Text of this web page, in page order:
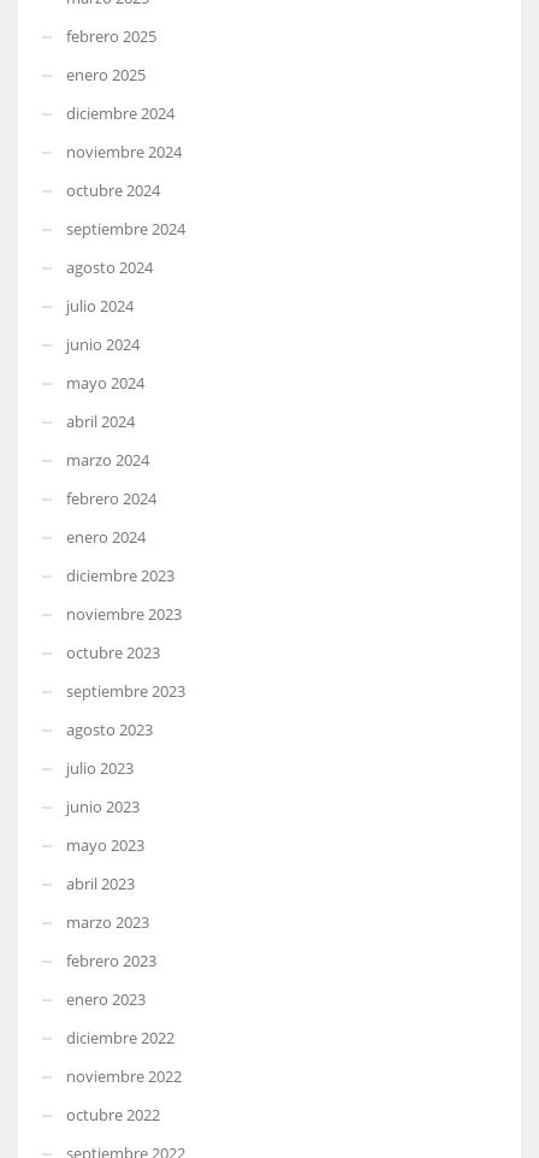
febrero 2025
enero 2025
diciembre 2024
noviembre 2024
octubre 2024
septiembre 2024
agosto 2024
julio 2024
junio 2024
mayo 2024
abril 2024
marzo 2024
febrero 2024
enero 2024
diciembre 2023
noviembre 2023
octubre 2023
septiembre 2023
agosto 2023
julio 2023
junio 2023
mayo 2023
abril 2023
marzo 2023
febrero 2023
enero 2023
diciembre 2022
noviembre 2022
octubre 2022
septiembre 2022